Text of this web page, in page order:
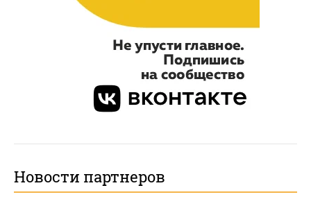
Новости партнеров